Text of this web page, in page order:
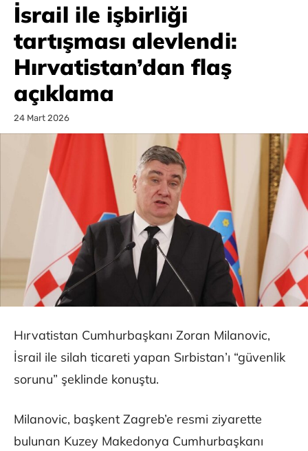
İsrail ile işbirliği
tartışması alevlendi:
Hırvatistan’dan flaş
açıklama
24 Mart 2026
Hırvatistan Cumhurbaşkanı Zoran Milanovic,
İsrail ile silah ticareti yapan Sırbistan’ı “güvenlik
sorunu” şeklinde konuştu.
Milanovic, başkent Zagreb’e resmi ziyarette
bulunan Kuzey Makedonya Cumhurbaşkanı